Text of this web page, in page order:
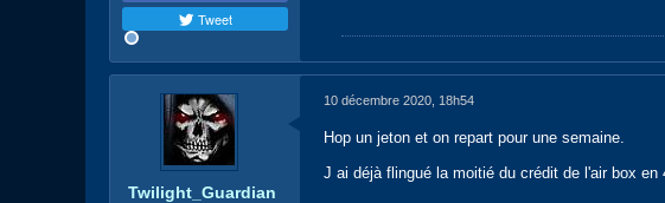
Tweet
Twilight_Guardian
10 décembre 2020, 18h54
Hop un jeton et on repart pour une semaine.
J ai déjà flingué la moitié du crédit de l'air box en